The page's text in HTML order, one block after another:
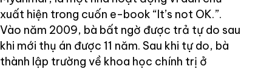
xuất hiện trong cuốn e-book “It’s not OK.”.
Vào năm 2009, bà bất ngờ được trả tự do sau
khi mới thụ án được 11 năm. Sau khi tự do, bà
thành lập trường về khoa học chính trị ở